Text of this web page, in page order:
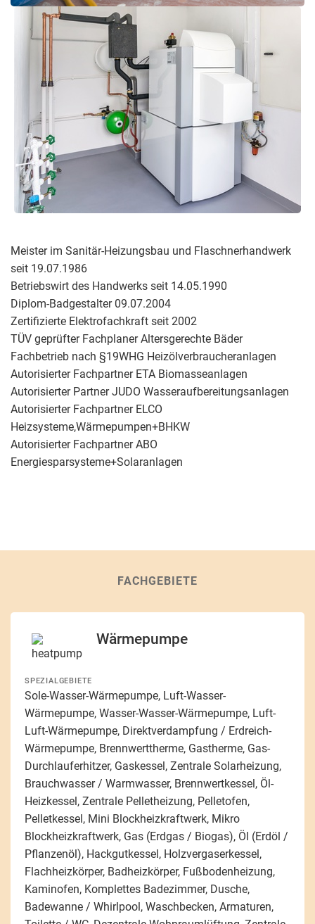
Meister im Sanitär-Heizungsbau und Flaschnerhandwerk
seit 19.07.1986
Betriebswirt des Handwerks seit 14.05.1990
Diplom-Badgestalter 09.07.2004
Zertifizierte Elektrofachkraft seit 2002
TÜV geprüfter Fachplaner Altersgerechte Bäder
Fachbetrieb nach §19WHG Heizölverbraucheranlagen
Autorisierter Fachpartner ETA Biomasseanlagen
Autorisierter Partner JUDO Wasseraufbereitungsanlagen
Autorisierter Fachpartner ELCO
Heizsysteme,Wärmepumpen+BHKW
Autorisierter Fachpartner ABO
Energiesparsysteme+Solaranlagen
FACHGEBIETE
Wärmepumpe
SPEZIALGEBIETE
Sole-Wasser-Wärmepumpe, Luft-Wasser-
Wärmepumpe, Wasser-Wasser-Wärmepumpe, Luft-
Luft-Wärmepumpe, Direktverdampfung / Erdreich-
Wärmepumpe, Brennwerttherme, Gastherme, Gas-
Durchlauferhitzer, Gaskessel, Zentrale Solarheizung,
Brauchwasser / Warmwasser, Brennwertkessel, Öl-
Heizkessel, Zentrale Pelletheizung, Pelletofen,
Pelletkessel, Mini Blockheizkraftwerk, Mikro
Blockheizkraftwerk, Gas (Erdgas / Biogas), Öl (Erdöl /
Pflanzenöl), Hackgutkessel, Holzvergaserkessel,
Flachheizkörper, Badheizkörper, Fußbodenheizung,
Kaminofen, Komplettes Badezimmer, Dusche,
Badewanne / Whirlpool, Waschbecken, Armaturen,